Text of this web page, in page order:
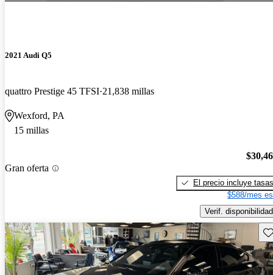
2021 Audi Q5
quattro Prestige 45 TFSI 21,838 millas
Wexford, PA
15 millas
Gran oferta
El precio incluye tasas
$588/mes
Verif. disponibilidad